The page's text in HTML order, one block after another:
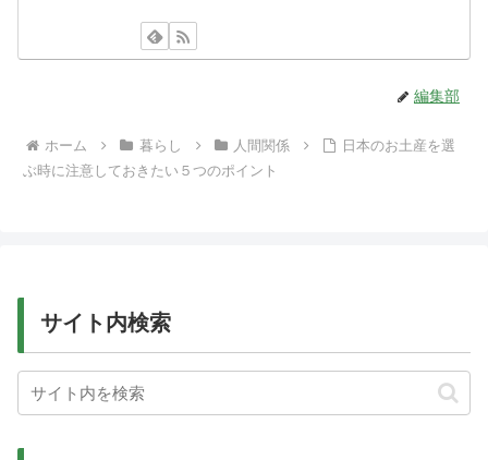
編集部
ホーム 暮らし 人間関係
日本のお土産を選
ぶ時に注意しておきたい５つのポイント
サイト内検索